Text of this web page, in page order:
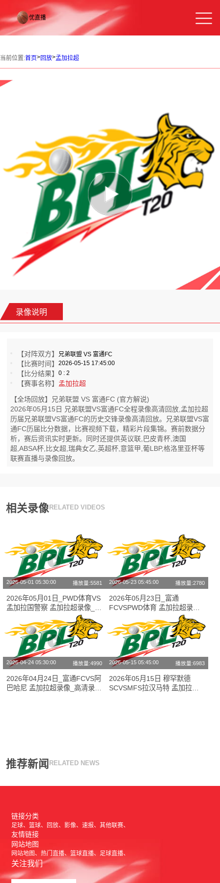
当前位置:首页>回放>孟加拉超
录像说明
【对阵双方】 兄弟联盟 VS 富通FC
【比赛时间】2026-05-15 17:45:00
【比分结果】0 : 2
【赛事名称】 孟加拉超
【全场回放】兄弟联盟 VS 富通FC (官方解说)
2026年05月15日 兄弟联盟VS富通FC全程录像高清回放,孟加拉超
历届兄弟联盟VS富通FC的历史交锋录像高清回放。兄弟联盟VS富
通FC历届比分数据，比赛视频下载，精彩片段集锦。赛前数据分
析，赛后资讯实时更新。同时还提供英议联,巴皮青杯,澳国
超,ABSA杯,比女超,瑞典女乙,英超杯,意篮甲,葡LBP,格洛里亚杯等
联赛直播与录像回放。
相关录像 RELATED VIDEOS
2026-05-01 05:30:00 播放量:5581
2026年05月01日_PWD体育VS
孟加拉国警察 孟加拉超录像_全
2026-05-23 05:45:00 播放量:2780
2026年05月23日_富通
FCVSPWD体育 孟加拉超录像_
2026-04-24 05:30:00 播放量:4990
2026年04月24日_富通FCVS阿
巴哈尼 孟加拉超录像_高清录像
2026-05-15 05:45:00 播放量:6983
2026年05月15日 穆罕默德
SCVSMFS拉汉马特 孟加拉超_
推荐新闻 RELATED NEWS
链接分类
足球 篮球 回放 影像 速报 其他联赛
友情链接
网站地图
网站地图 热门直播 篮球直播 足球直播
关注我们